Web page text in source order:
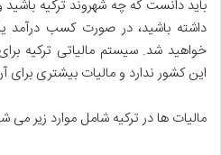
باید دانست که چه شهروند ترکیه
داشته باشید، در صورت کسب درآمد
خواهید شد. سیستم مالیاتی ترکیه
این کشور ندارد و مالیات بیشتری
مالیات ها در ترکیه شامل موارد زیر می